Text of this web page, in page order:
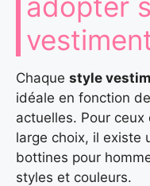
Chaque style
idéale en fonction
actuelles. Pour
large choix, il existe
bottines pour
styles et couleurs.